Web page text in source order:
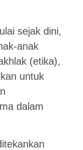
sejak dini,
anak
(etika),
untuk
dalam